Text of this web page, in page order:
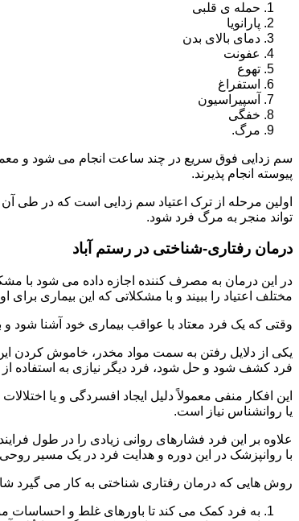
حمله ی قلبی
پارانویا
دمای بالای بدن
عفونت
تهوع
استفراغ
آسپیراسیون
خفگی
مرگ.
پیوسته انجام پذیرند.
اولین مرحله از ترک اعتیاد سم زدایی است که در طی
تواند منجر به مرگ فرد شود.
درمان رفتاری-شناختی در رستم آباد
مختلف اعتیاد را ببیند و با مشکلاتی که این بیماری برای
وقتی که یک فرد معتاد با عواقب بیماری خود آشنا شود و
یکی از دلایل رفتن به سمت مواد مخدر، خاموش کردن
فرد کشف شود و حل شود، فرد دیگر نیازی به استفاده از
این افکار منفی معمولاً دلیل ایجاد افسردگی و یا
یا روانشناس نیاز است.
علاوه بر این فرد فشارهای روانی زیادی را در طول
با روانپزشک در این دوره و هدایت فرد در یک مسیر
روش هایی که درمان رفتاری شناختی به کار می گیرد
به فرد کمک می کند تا باورهای غلط و احساسات